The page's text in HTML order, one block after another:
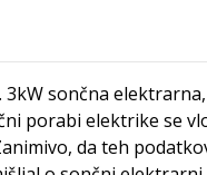
sončna
porabi elektrike se
da teh